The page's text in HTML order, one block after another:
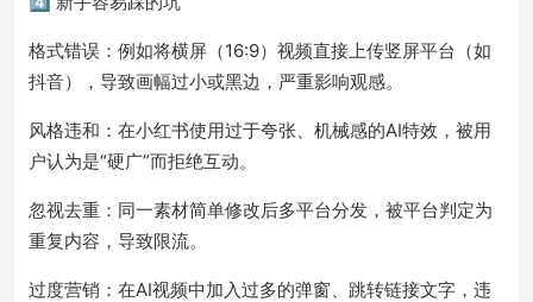
格式错误：例如将横屏（16:9）视频直接上传竖屏平台（如
抖音），导致画幅过小或黑边，严重影响观感。
风格违和：在小红书使用过于夸张、机械感的AI特效，被用
户认为是“硬广”而拒绝互动。
忽视去重：同一素材简单修改后多平台分发，被平台判定为
重复内容，导致限流。
过度营销：在AI视频中加入过多的弹窗、跳转链接文字，违